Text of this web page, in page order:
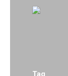
Tag